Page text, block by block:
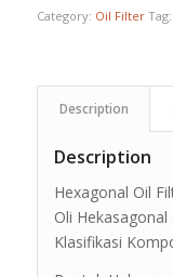
Category: Oil Filter Tag:
Description
Description
Hexagonal Oil
Oli
Klasifikasi